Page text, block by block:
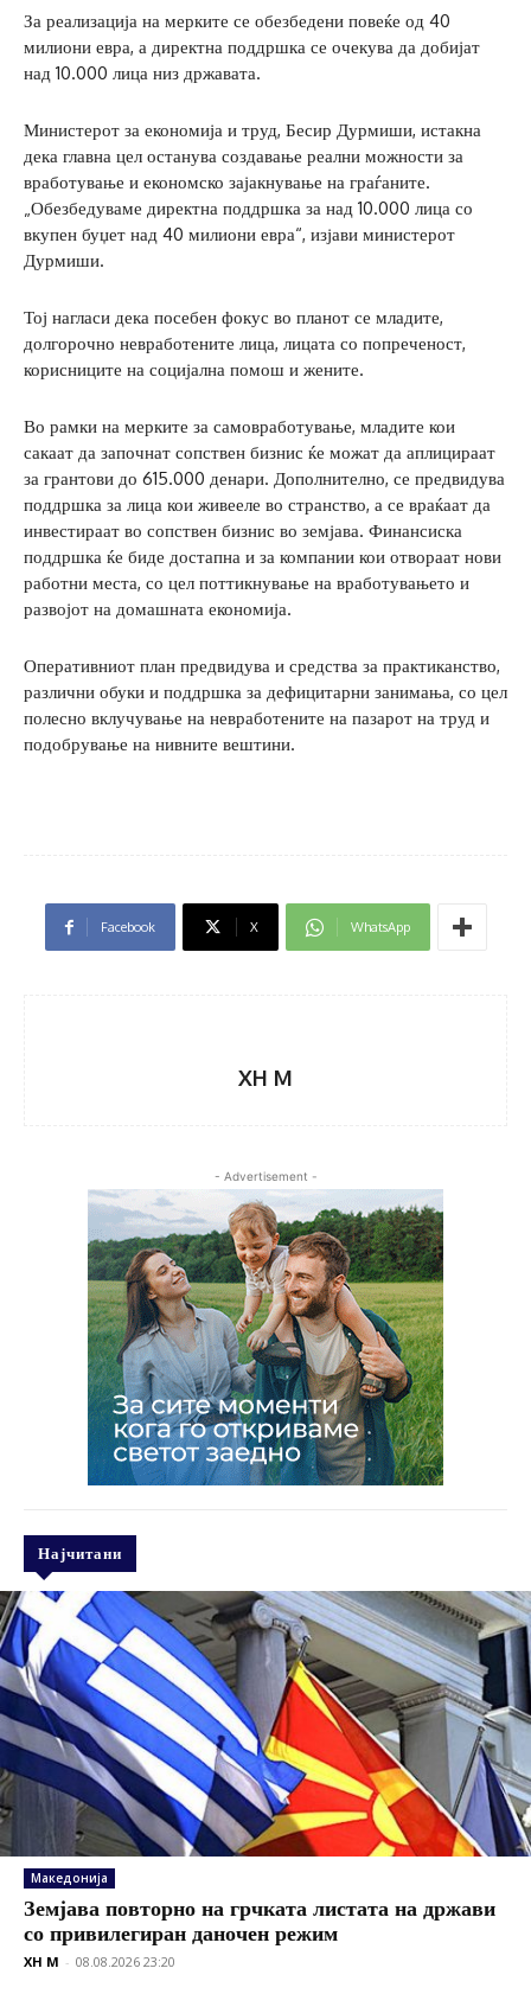
За реализација на мерките се обезбедени повеќе од 40
милиони евра, а директна поддршка се очекува да добијат
над 10.000 лица низ државата.
Министерот за економија и труд, Бесир Дурмиши, истакна
дека главна цел останува создавање реални можности за
вработување и економско зајакнување на граѓаните.
„Обезбедуваме директна поддршка за над 10.000 лица со
вкупен буџет над 40 милиони евра“, изјави министерот
Дурмиши.
Тој нагласи дека посебен фокус во планот се младите,
долгорочно невработените лица, лицата со попреченост,
корисниците на социјална помош и жените.
Во рамки на мерките за самовработување, младите кои
сакаат да започнат сопствен бизнис ќе можат да аплицираат
за грантови до 615.000 денари. Дополнително, се предвидува
поддршка за лица кои живееле во странство, а се враќаат да
инвестираат во сопствен бизнис во земјава. Финансиска
поддршка ќе биде достапна и за компании кои отвораат нови
работни места, со цел поттикнување на вработувањето и
развојот на домашната економија.
Оперативниот план предвидува и средства за практиканство,
различни обуки и поддршка за дефицитарни занимања, со цел
полесно вклучување на невработените на пазарот на труд и
подобрување на нивните вештини.
Facebook X WhatsApp
XH M
- Advertisement -
Најчитани
Македонија
Земјава повторно на грчката листата на држави
со привилегиран даночен режим
XH M - 08.08.2026 23:20